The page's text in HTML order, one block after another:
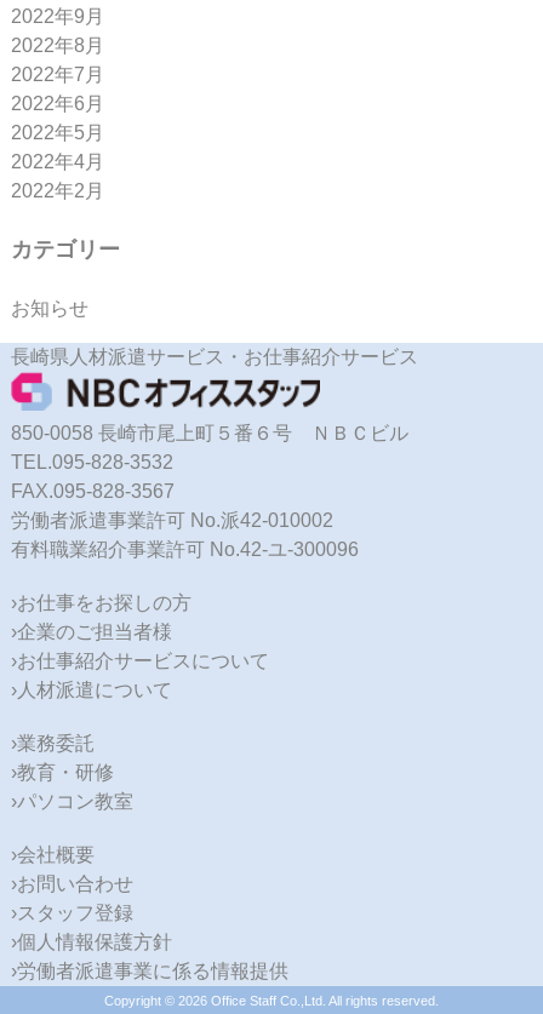
2022年9月
2022年8月
2022年7月
2022年6月
2022年5月
2022年4月
2022年2月
カテゴリー
お知らせ
長崎県人材派遣サービス・お仕事紹介サービス
850-0058 長崎市尾上町５番６号 ＮＢＣビル
TEL.095-828-3532
FAX.095-828-3567
労働者派遣事業許可 No.派42-010002
有料職業紹介事業許可 No.42-ユ-300096
›お仕事をお探しの方
›企業のご担当者様
›お仕事紹介サービスについて
›人材派遣について
›業務委託
›教育・研修
›パソコン教室
›会社概要
›お問い合わせ
›スタッフ登録
›個人情報保護方針
›労働者派遣事業に係る情報提供
Copyright © 2026 Office Staff Co.,Ltd. All rights reserved.